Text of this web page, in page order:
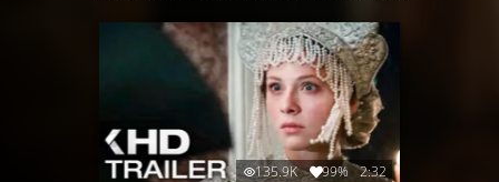
135.9K 99% 2:32